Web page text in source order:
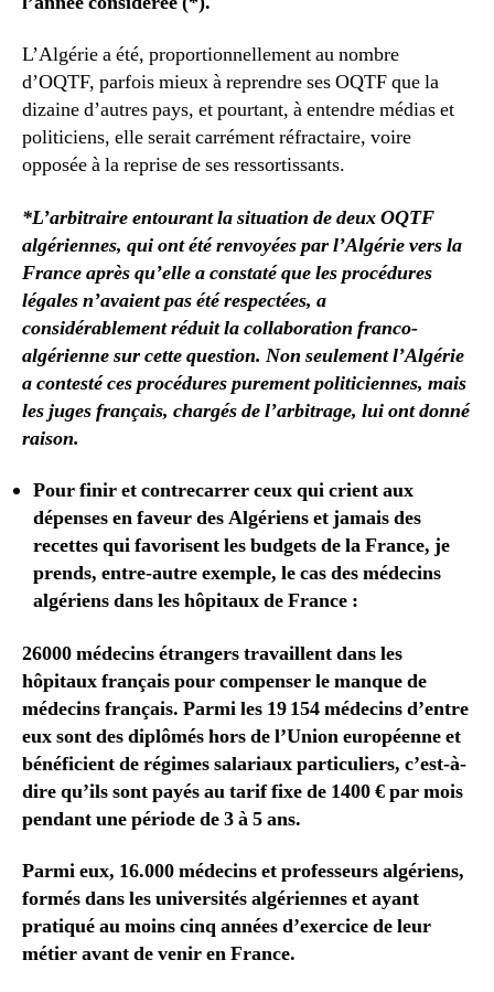
L’Algérie a été, proportionnellement au nombre
d’OQTF, parfois mieux à reprendre ses OQTF que la
dizaine d’autres pays, et pourtant, à entendre médias et
politiciens, elle serait carrément réfractaire, voire
opposée à la reprise de ses ressortissants.
*L’arbitraire entourant la situation de deux OQTF
algériennes, qui ont été renvoyées par l’Algérie vers la
France après qu’elle a constaté que les procédures
légales n’avaient pas été respectées, a
considérablement réduit la collaboration franco-
algérienne sur cette question. Non seulement l’Algérie
a contesté ces procédures purement politiciennes, mais
les juges français, chargés de l’arbitrage, lui ont donné
raison.
Pour finir et contrecarrer ceux qui crient aux
dépenses en faveur des Algériens et jamais des
recettes qui favorisent les budgets de la France, je
prends, entre-autre exemple, le cas des médecins
algériens dans les hôpitaux de France :
26000 médecins étrangers travaillent dans les
hôpitaux français pour compenser le manque de
médecins français. Parmi les 19 154 médecins d’entre
eux sont des diplômés hors de l’Union européenne et
bénéficient de régimes salariaux particuliers, c’est-à-
dire qu’ils sont payés au tarif fixe de 1400 € par mois
pendant une période de 3 à 5 ans.
Parmi eux, 16.000 médecins et professeurs algériens,
formés dans les universités algériennes et ayant
pratiqué au moins cinq années d’exercice de leur
métier avant de venir en France.